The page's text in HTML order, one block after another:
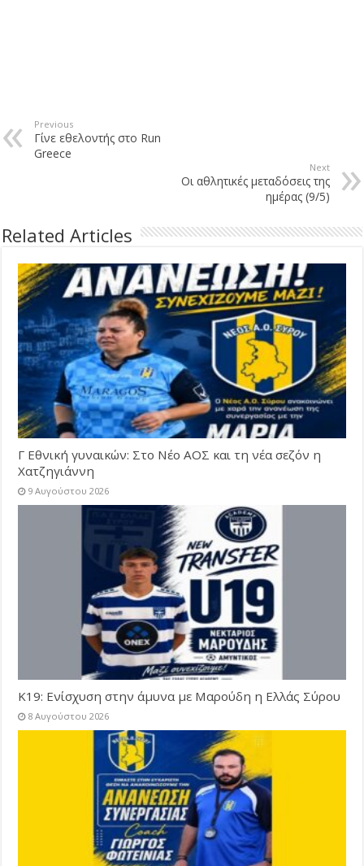
Previous
Γίνε εθελοντής στο Run
Greece
Next
Οι αθλητικές μεταδόσεις της
ημέρας (9/5)
Related Articles
Γ Εθνική γυναικών: Στο Νέο ΑΟΣ και τη νέα σεζόν η
Χατζηγιάννη
9 Αυγούστου 2026
Κ19: Ενίσχυση στην άμυνα με Μαρούδη η Ελλάς Σύρου
8 Αυγούστου 2026